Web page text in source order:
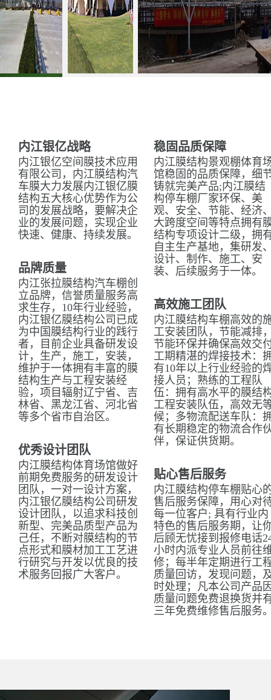
内江银亿战略
内江银亿空间膜技术应用
有限公司，内江膜结构汽
车膜大力发展内江银亿膜
结构五大核心优势作为公
司的发展战略，要解决企
业的发展问题，实现企业
快速、健康、持续发展。
品牌质量
内江张拉膜结构汽车棚创
立品牌，信誉质量服务高
求生存，10年行业经验，
内江银亿膜结构公司已成
为中国膜结构行业的践行
者，目前企业具备研发设
计，生产，施工，安装，
维护于一体拥有丰富的膜
结构生产与工程安装经
验，项目辐射辽宁省、吉
林省、黑龙江省、河北省
等多个省市自治区。
优秀设计团队
内江膜结构体育场馆做好
前期免费服务的研发设计
团队，一对一设计方案，
内江银亿膜结构公司研发
设计团队，以追求科技创
新型、完美品质型产品为
己任，不断对膜结构的节
点形式和膜材加工工艺进
行研究与开发以优良的技
术服务回报广大客户。
稳固品质保障
内江膜结构景观棚体育
馆稳固的品质保障，细
铸就完美产品;内江膜结
构停车棚厂家环保、美
观、安全、节能、经济
大跨度空间等特点拥有
结构专项设计二级，拥
自主生产基地，集研发
设计、制作、施工、安
装、后续服务于一体。
高效施工团队
内江膜结构车棚高效的
工安装团队，节能减排
节能环保并确保高效交
工期精湛的焊接技术：
有10年以上行业经验的
接人员；熟练的工程队
伍：拥有高水平的膜结
工程安装队伍，高效无
候；多物流配送车队：
有长期稳定的物流合作
伴，保证供货期。
贴心售后服务
内江膜结构停车棚贴心
售后服务保障，用心对
每一位客户; 具有行业内
特色的售后服务期，让
后顾无忧接到报修电话
小时内派专业人员前往
修；每半年定期进行工
质量回访，发现问题，
时处理；凡本公司产品
质量问题免费退换货并
三年免费维修售后服务